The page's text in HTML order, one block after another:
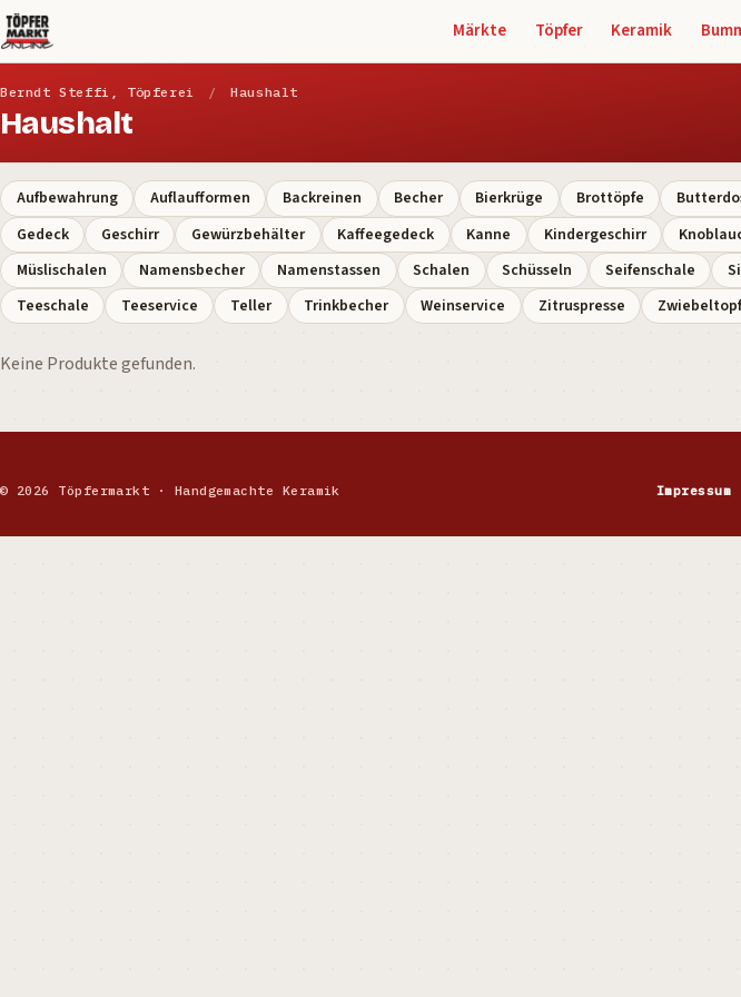
Märkte Töpfer Keramik
Berndt Steffi, Töpferei / Haushalt
Haushalt
Aufbewahrung Auflaufformen Backreinen Becher Bierkrüge Brottöpfe
Gedeck
Geschirr Gewürzbehälter Kaffeegedeck Kanne Kindergeschirr
Müslischalen
Namensbecher Namenstassen Schalen Schüsseln Seifenschale
Teeschale
Teeservice Teller Trinkbecher Weinservice Zitruspresse Zwiebeltopf
Keine Produkte gefunden.
© 2026 Töpfermarkt · Handgemachte Keramik Impressum